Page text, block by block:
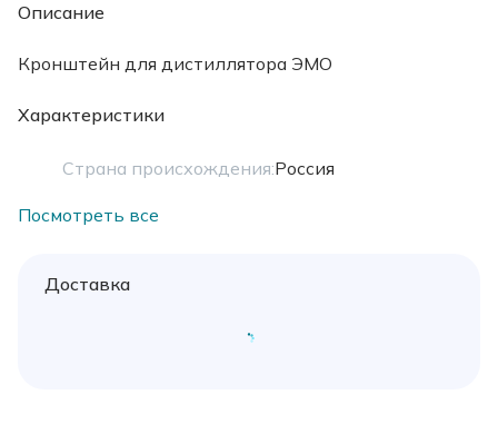
Описание
Кронштейн для дистиллятора ЭМО
Характеристики
Страна происхождения:Россия
Посмотреть все
Доставка